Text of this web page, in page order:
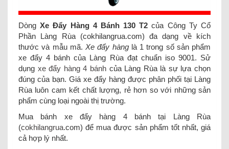
DòngXe Đẩy Hàng 4 Bánh 130 T2 của Công Ty Cổ
Phần Làng Rùa (cokhilangrua.com) đa dạng về kích
thước và mẫu mã. Xe đẩy hànglà 1 trong số sản phẩm
xe đẩy 4 bánh của Làng Rùa đạt chuẩn iso 9001. Sử
dụng xe đẩy hàng 4 bánhcủa Làng Rùa là sự lựa chọn
đúng của bạn. Giá xe đẩy hàng được phân phối tại Làng
Rùa luôn cam kết chất lượng, rẻ hơn so với những sản
phẩm cùng loại ngoài thị trường.
Mua bánh xe đẩy hàng 4 bánh tại Làng Rùa
(cokhilangrua.com) để mua được sản phẩm tốt nhất, giá
cả hợp lý nhất.